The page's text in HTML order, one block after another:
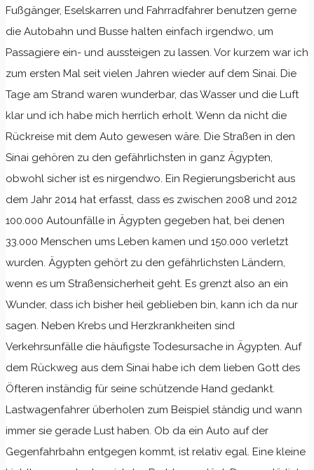
Fußgänger, Eselskarren und Fahrradfahrer benutzen gerne
die Autobahn und Busse halten einfach irgendwo, um
Passagiere ein- und aussteigen zu lassen. Vor kurzem war ich
zum ersten Mal seit vielen Jahren wieder auf dem Sinai. Die
Tage am Strand waren wunderbar, das Wasser und die Luft
klar und ich habe mich herrlich erholt. Wenn da nicht die
Rückreise mit dem Auto gewesen wäre. Die Straßen in den
Sinai gehören zu den gefährlichsten in ganz Ägypten,
obwohl sicher ist es nirgendwo. Ein Regierungsbericht aus
dem Jahr 2014 hat erfasst, dass es zwischen 2008 und 2012
100.000 Autounfälle in Ägypten gegeben hat, bei denen
33.000 Menschen ums Leben kamen und 150.000 verletzt
wurden. Ägypten gehört zu den gefährlichsten Ländern,
wenn es um Straßensicherheit geht. Es grenzt also an ein
Wunder, dass ich bisher heil geblieben bin, kann ich da nur
sagen. Neben Krebs und Herzkrankheiten sind
Verkehrsunfälle die häufigste Todesursache in Ägypten. Auf
dem Rückweg aus dem Sinai habe ich dem lieben Gott des
Öfteren inständig für seine schützende Hand gedankt.
Lastwagenfahrer überholen zum Beispiel ständig und wann
immer sie gerade Lust haben. Ob da ein Auto auf der
Gegenfahrbahn entgegen kommt, ist relativ egal. Eine kleine